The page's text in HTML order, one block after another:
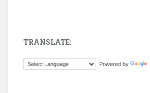
El ayuntamiento se va a llevar a Los Gatos
TRANSLATE:
Powered by